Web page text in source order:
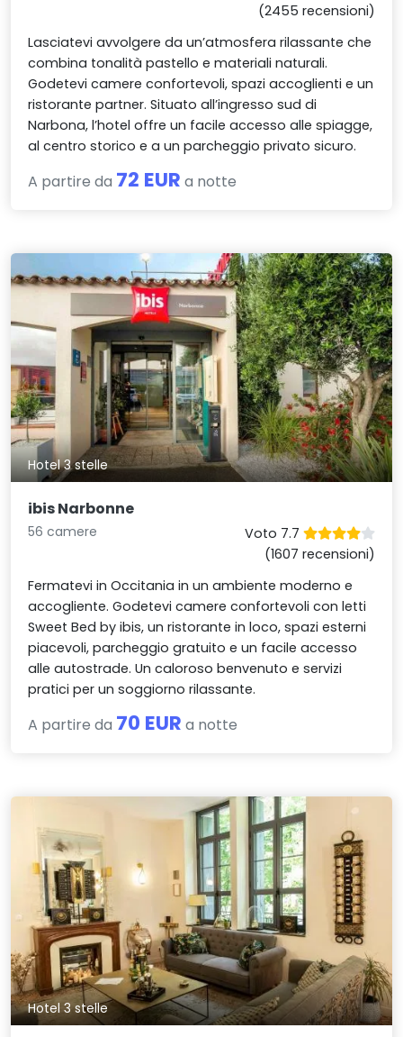
(2455 recensioni)
Lasciatevi avvolgere da un’atmosfera rilassante che
combina tonalità pastello e materiali naturali.
Godetevi camere confortevoli, spazi accoglienti e un
ristorante partner. Situato all’ingresso sud di
Narbona, l’hotel offre un facile accesso alle spiagge,
al centro storico e a un parcheggio privato sicuro.
A partire da 72 EUR a notte
Hotel 3 stelle
ibis Narbonne
56 camere
Voto 7.7
(1607 recensioni)
Fermatevi in Occitania in un ambiente moderno e
accogliente. Godetevi camere confortevoli con letti
Sweet Bed by ibis, un ristorante in loco, spazi esterni
piacevoli, parcheggio gratuito e un facile accesso
alle autostrade. Un caloroso benvenuto e servizi
pratici per un soggiorno rilassante.
A partire da 70 EUR a notte
Hotel 3 stelle